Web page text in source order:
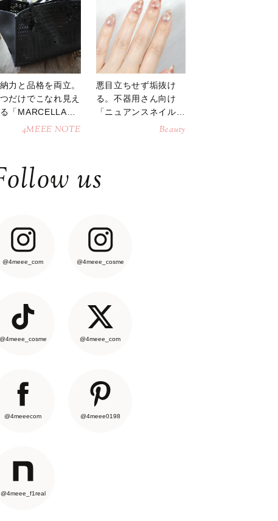
力と品格を両立。
だけでこなれ見え
「MARCELLAト
トバッグ」
4MEEE NOTE
悪目立ちせず垢抜け
る。不器用さん向け
「ニュアンスネイル」
Beauty
us
@4meee_com @4meee_cosme
@4meee_cosme @4meee_com
@4meeecom @4meee0198
@4meee_f1real